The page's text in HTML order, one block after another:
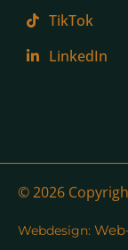
TikTok
LinkedIn
© 2026
Webdesign: